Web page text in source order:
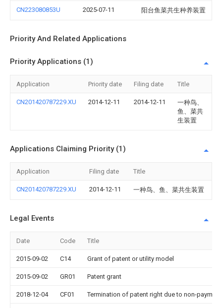
CN223080853U 2025-07-11 阳台鱼菜共生种养装置
Priority And Related Applications
Priority Applications (1)
Application Priority date Filing date Title
CN201420787229.XU 2014-12-11 2014-12-11
一种鸟、
鱼、菜共
生装置
Applications Claiming Priority (1)
Application Filing date Title
CN201420787229.XU 2014-12-11 一种鸟、鱼、菜共生装置
Legal Events
Date Code Title
2015-09-02 C14 Grant of patent or utility model
2015-09-02 GR01 Patent grant
2018-12-04 CF01 Termination of patent right due to non-